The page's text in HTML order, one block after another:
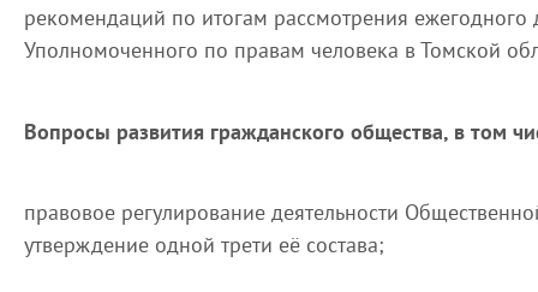
рекомендаций по итогам рассмотрения ежегодного
Уполномоченного по правам человека в Томской
Вопросы развития гражданского общества, в том
правовое регулирование деятельности
утверждение одной трети её состава;